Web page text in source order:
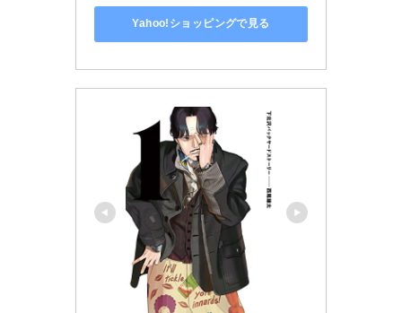
Yahoo!ショッピングで見る